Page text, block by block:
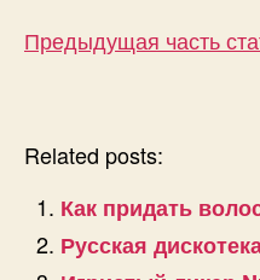
Предыдущая часть
Related posts:
Как придать
Русская